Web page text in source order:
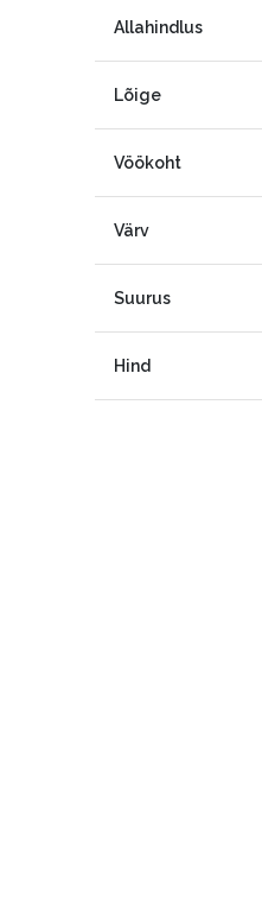
Allahindlus
Lõige
Vöökoht
Värv
Suurus
Hind